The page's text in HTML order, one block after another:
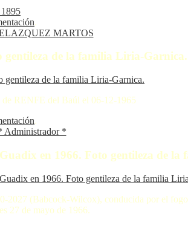
.
MARTOS
de la familia Liria-Garnica.
de RENFE del Baúl el 06-12-1965
.
Administrador *
en 1966. Foto gentileza de
2027 (Babcock-Wilcox), conducida por el
27 de mayo de 1966.